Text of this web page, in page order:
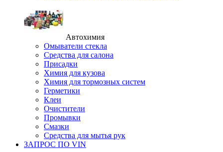
Автохимия
Омыватели стекла
Средства для салона
Присадки
Химия для кузова
Химия для тормозных систем
Герметики
Клеи
Очистители
Промывки
Смазки
Средства для мытья рук
ЗАПРОС ПО VIN